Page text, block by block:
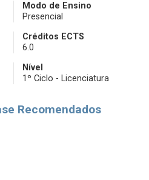
Modo de Ensino
Presencial
Créditos ECTS
6.0
Nível
1º Ciclo - Licenciatura
Recomendados